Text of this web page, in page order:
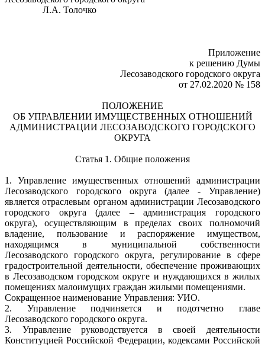
Л.А. Толочко
Приложение
к решению Думы
Лесозаводского городского округа
от 27.02.2020 № 158
ПОЛОЖЕНИЕ
ОБ УПРАВЛЕНИИ ИМУЩЕСТВЕННЫХ ОТНОШЕНИЙ
АДМИНИСТРАЦИИ ЛЕСОЗАВОДСКОГО ГОРОДСКОГО
ОКРУГА
Статья 1. Общие положения
1. Управление имущественных отношений администрации
Лесозаводского городского округа (далее - Управление)
является отраслевым органом администрации Лесозаводского
городского округа (далее – администрация городского
округа), осуществляющим в пределах своих полномочий
владение, пользование и распоряжение имуществом,
находящимся в муниципальной собственности
Лесозаводского городского округа, регулирование в сфере
градостроительной деятельности, обеспечение проживающих
в Лесозаводском городском округе и нуждающихся в жилых
помещениях малоимущих граждан жилыми помещениями.
Сокращенное наименование Управления: УИО.
2. Управление подчиняется и подотчетно главе
Лесозаводского городского округа.
3. Управление руководствуется в своей деятельности
Конституцией Российской Федерации, кодексами Российской